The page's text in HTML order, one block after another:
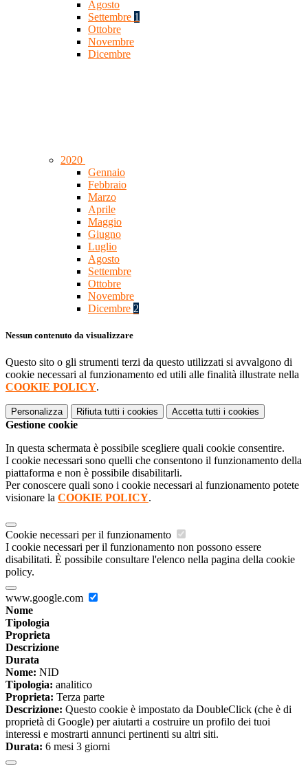
Agosto
Settembre 1
Ottobre
Novembre
Dicembre
2020
Gennaio
Febbraio
Marzo
Aprile
Maggio
Giugno
Luglio
Agosto
Settembre
Ottobre
Novembre
Dicembre 2
Nessun contenuto da visualizzare
Questo sito o gli strumenti terzi da questo utilizzati si avvalgono di
cookie necessari al funzionamento ed utili alle finalità illustrate nella
COOKIE POLICY.
Personalizza Rifiuta tutti i cookies Accetta tutti i cookies
Gestione cookie
In questa schermata è possibile scegliere quali cookie consentire.
I cookie necessari sono quelli che consentono il funzionamento della
piattaforma e non è possibile disabilitarli.
Per conoscere quali sono i cookie necessari al funzionamento potete
visionare la COOKIE POLICY.
Cookie necessari per il funzionamento
I cookie necessari per il funzionamento non possono essere
disabilitati. È possibile consultare l'elenco nella pagina della cookie
policy.
www.google.com
Nome
Tipologia
Proprieta
Descrizione
Durata
Nome: NID
Tipologia: analitico
Proprieta: Terza parte
Descrizione: Questo cookie è impostato da DoubleClick (che è di
proprietà di Google) per aiutarti a costruire un profilo dei tuoi
interessi e mostrarti annunci pertinenti su altri siti.
Durata: 6 mesi 3 giorni